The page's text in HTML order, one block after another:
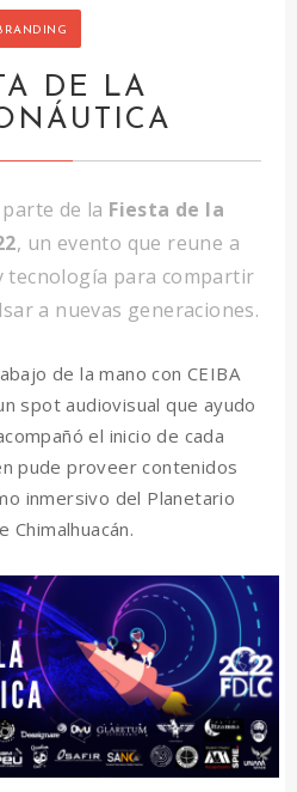
DE LA
de la Fiesta de la
, un evento que reune a
tecnología para compartir
a nuevas generaciones.
de la mano con CEIBA
spot audiovisual que ayudo
el inicio de cada
pude proveer contenidos
inmersivo del Planetario
Chimalhuacán.